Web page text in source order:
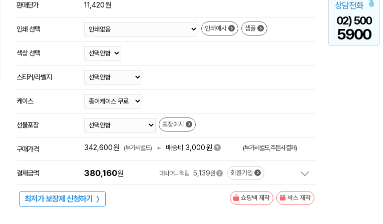
상담전화
02) 500
5900
판매단가 11,420원
인쇄 선택 인쇄예시 샘플
색상 선택
스티커/라벨지
케이스
선물포장 포장예시
구매가격 342,600원 (부가세별도) + 배송비 3,000원 (부가세별도,주문시결제)
결제금액 380,160원 대박머니적립 5,139원 회원가입
최저가 보장제 신청하기 〉 쇼핑백 제작 박스 제작